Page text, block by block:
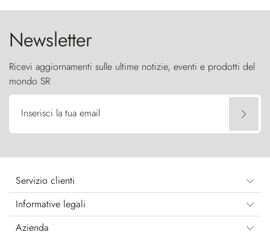
Newsletter
Ricevi aggiornamenti sulle ultime notizie, eventi e prodotti del
mondo SR
Inserisci la tua email
Servizio clienti
Informative legali
Azienda